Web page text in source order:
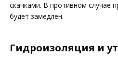
скачками. В противном случае
будет замедлен.
Гидроизоляция и